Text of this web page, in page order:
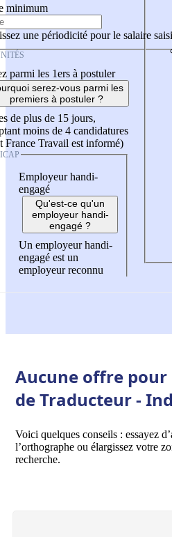
minimum
une périodicité pour le salaire saisi
parmi les 1ers à postuler
serez-vous parmi les
premiers à postuler ?
de plus de 15 jours,
moins de 4 candidatures
France Travail est informé)
Employeur handi-
engagé
Qu'est-ce qu'un
employeur handi-
engagé ?
Un employeur handi-
engagé est un
employeur reconnu
Aucune offre pour
de Traducteur -
Voici quelques conseils : essayez
l’orthographe ou élargissez votre
recherche.